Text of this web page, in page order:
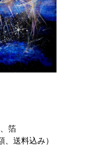
箔
送料込み）